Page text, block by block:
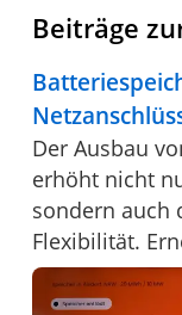
Beiträge
Der Ausbau
erhöht nicht
sondern auch
Flexibilität.